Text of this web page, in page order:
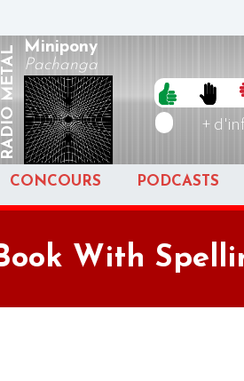
RADIO
METAL Minipony
Pachanga
+
CONCOURS PODCASTS
With